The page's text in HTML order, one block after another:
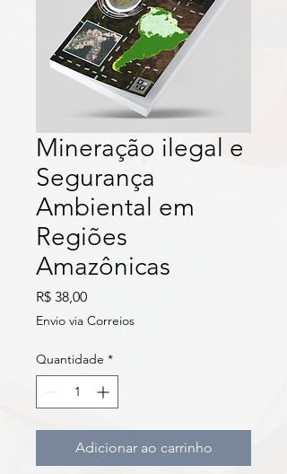
Mineração ilegal e
Segurança
Ambiental em
Regiões
Amazônicas
R$ 38,00Preço
Envio via Correios
Quantidade *
Adicionar ao carrinho